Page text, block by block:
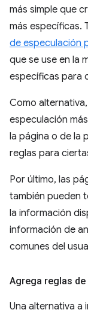
más simple que
más específicas.
de especulación
que se use en la
específicas para
Como
especulación
la página o de la
reglas para
Por último, las
también pueden
la información
información de
comunes del
Agrega reglas
Una alternativa a